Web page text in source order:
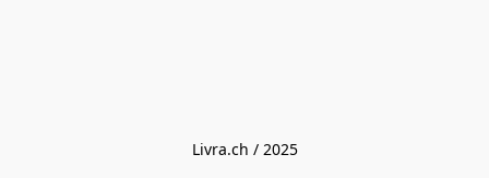
Livra.ch / 2025